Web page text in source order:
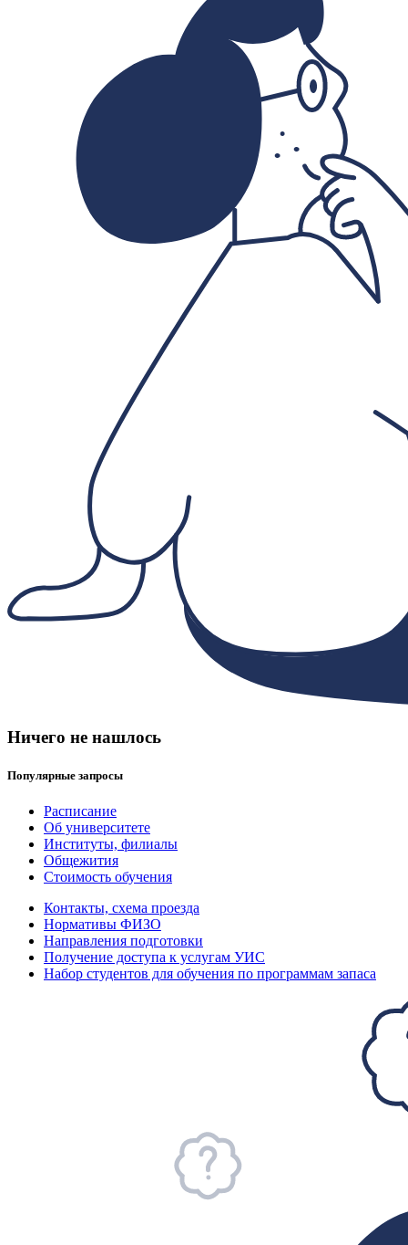
Ничего не нашлось
Популярные запросы
Расписание
Об университете
Институты, филиалы
Общежития
Стоимость обучения
Контакты, схема проезда
Нормативы ФИЗО
Направления подготовки
Получение доступа к услугам УИС
Набор студентов для обучения по программам запаса